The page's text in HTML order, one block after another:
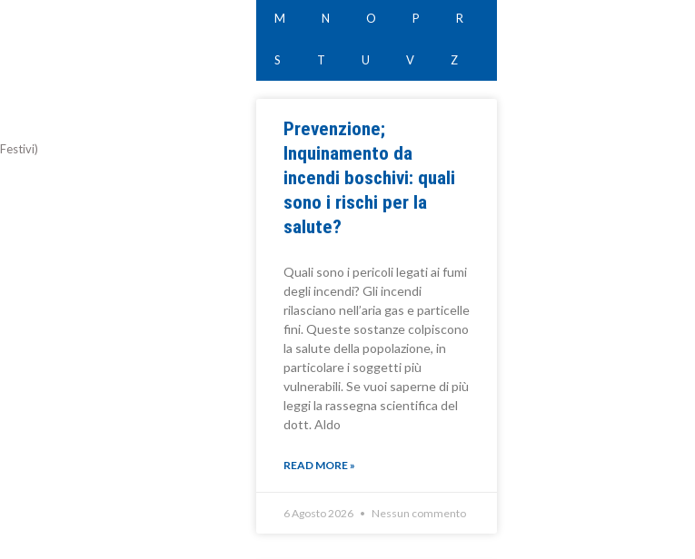
M N O P R
S T U V Z
Prevenzione;
Inquinamento da
incendi boschivi: quali
sono i rischi per la
salute?
Quali sono i pericoli legati ai fumi
degli incendi? Gli incendi
rilasciano nell’aria gas e particelle
fini. Queste sostanze colpiscono
la salute della popolazione, in
particolare i soggetti più
vulnerabili. Se vuoi saperne di più
leggi la rassegna scientifica del
dott. Aldo
READ MORE »
6 Agosto 2026 Nessun commento